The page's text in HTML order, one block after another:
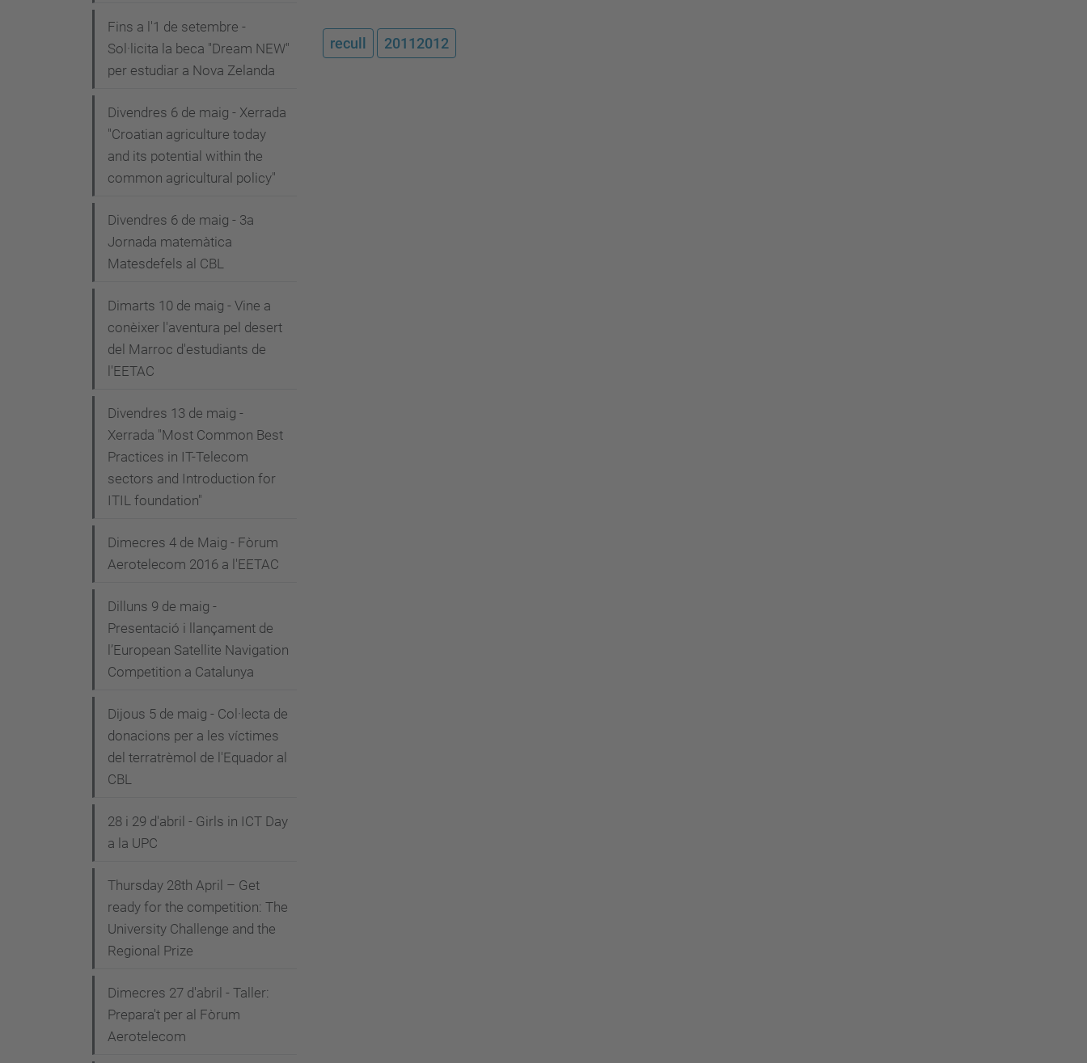
recull 20112012
Fins a l'1 de setembre -
Sol·licita la beca "Dream NEW"
per estudiar a Nova Zelanda
Divendres 6 de maig - Xerrada
"Croatian agriculture today
and its potential within the
common agricultural policy"
Divendres 6 de maig - 3a
Jornada matemàtica
Matesdefels al CBL
Dimarts 10 de maig - Vine a
conèixer l'aventura pel desert
del Marroc d'estudiants de
l'EETAC
Divendres 13 de maig -
Xerrada "Most Common Best
Practices in IT-Telecom
sectors and Introduction for
ITIL foundation"
Dimecres 4 de Maig - Fòrum
Aerotelecom 2016 a l'EETAC
Dilluns 9 de maig -
Presentació i llançament de
l’European Satellite Navigation
Competition a Catalunya
Dijous 5 de maig - Col·lecta de
donacions per a les víctimes
del terratrèmol de l'Equador al
CBL
28 i 29 d'abril - Girls in ICT Day
a la UPC
Thursday 28th April – Get
ready for the competition: The
University Challenge and the
Regional Prize
Dimecres 27 d'abril - Taller:
Prepara't per al Fòrum
Aerotelecom